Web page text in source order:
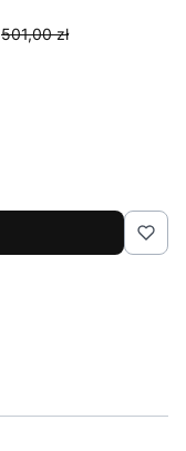
501,00 zł